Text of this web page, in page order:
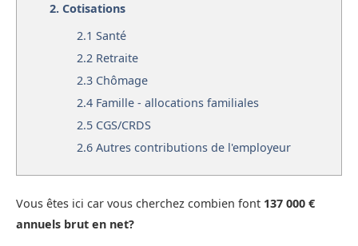
2. Cotisations
2.1 Santé
2.2 Retraite
2.3 Chômage
2.4 Famille - allocations familiales
2.5 CGS/CRDS
2.6 Autres contributions de l'employeur
Vous êtes ici car vous cherchez combien font 137 000 €
annuels brut en net?